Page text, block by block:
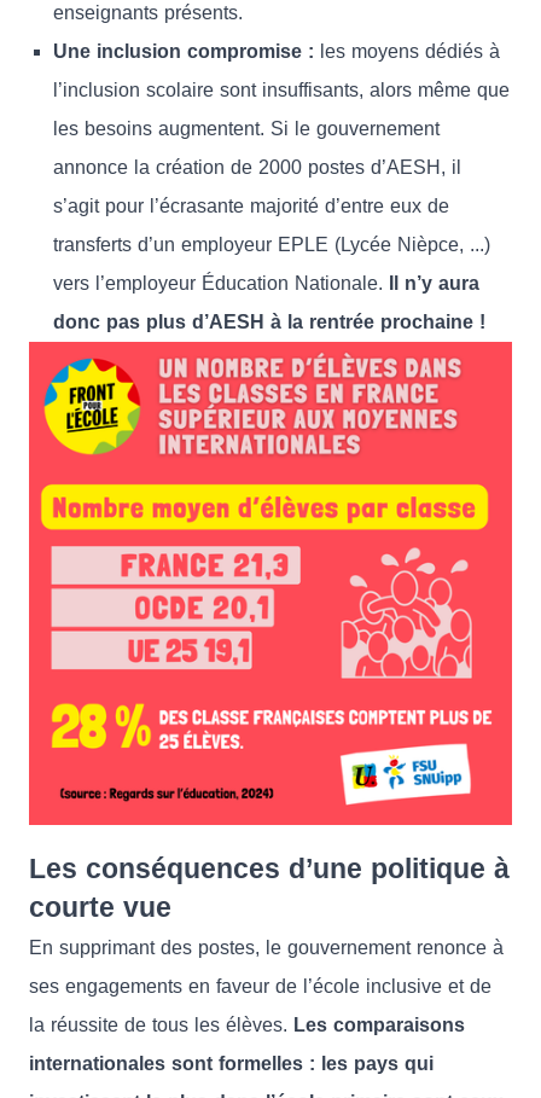
enseignants présents.
Une inclusion compromise : les moyens dédiés à
l’inclusion scolaire sont insuffisants, alors même que
les besoins augmentent. Si le gouvernement
annonce la création de 2000 postes d’AESH, il
s’agit pour l’écrasante majorité d’entre eux de
transferts d’un employeur EPLE (Lycée Nièpce, ...)
vers l’employeur Éducation Nationale.
Il n’y aura
donc pas plus d’AESH à la rentrée prochaine !
Les conséquences d’une politique à
courte vue
En supprimant des postes, le gouvernement renonce à
ses engagements en faveur de l’école inclusive et de
la réussite de tous les élèves. Les comparaisons
internationales sont formelles : les pays qui